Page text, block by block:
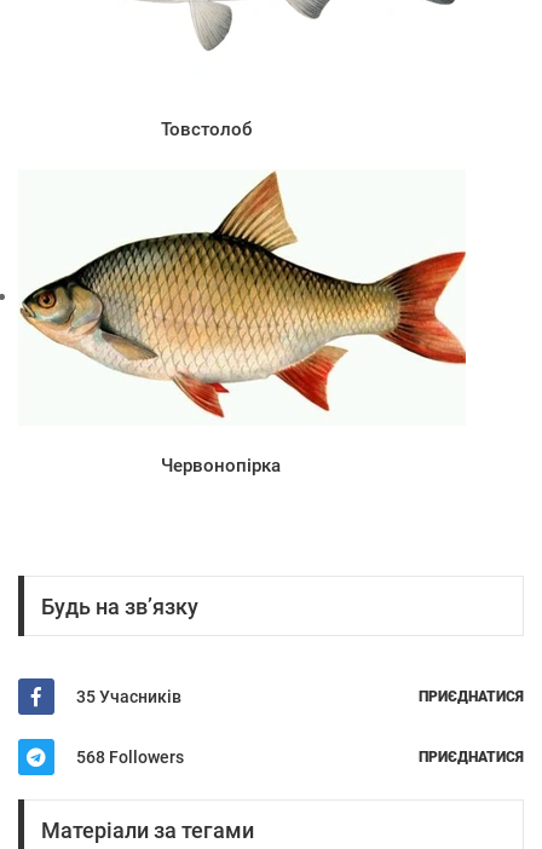
Товстолоб
Червонопірка
Будь на зв’язку
35 Учасників ПРИЄДНАТИСЯ
568 Followers ПРИЄДНАТИСЯ
Матеріали за тегами